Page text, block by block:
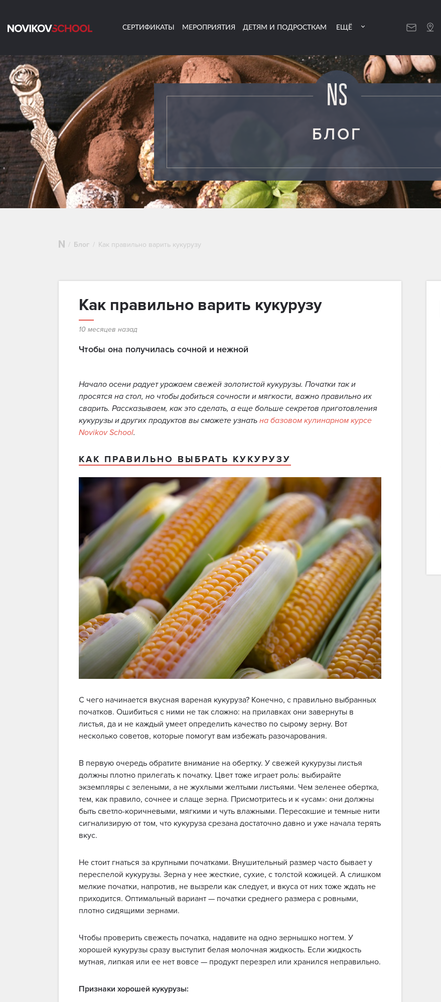
СЕРТИФИКАТЫ МЕРОПРИЯТИЯ ДЕТЯМ И ПОДРОСТКАМ ЕЩЁ
БЛОГ
Блог Как правильно варить кукурузу
Как правильно варить кукурузу
10 месяцев назад
Чтобы она получилась сочной и нежной
Начало осени радует урожаем свежей золотистой кукурузы. Початки так и
просятся на стол, но чтобы добиться сочности и мягкости, важно правильно их
сварить. Рассказываем, как это сделать, а еще больше секретов приготовления
кукурузы и других продуктов вы сможете узнать на базовом кулинарном курсе
Novikov School.
КАК ПРАВИЛЬНО ВЫБРАТЬ КУКУРУЗУ
С чего начинается вкусная вареная кукуруза? Конечно, с правильно выбранных
початков. Ошибиться с ними не так сложно: на прилавках они завернуты в
листья, да и не каждый умеет определить качество по сырому зерну. Вот
несколько советов, которые помогут вам избежать разочарования.
В первую очередь обратите внимание на обертку. У свежей кукурузы листья
должны плотно прилегать к початку. Цвет тоже играет роль: выбирайте
экземпляры с зелеными, а не жухлыми желтыми листьями. Чем зеленее обертка,
тем, как правило, сочнее и слаще зерна. Присмотритесь и к «усам»: они должны
быть светло-коричневыми, мягкими и чуть влажными. Пересохшие и темные нити
сигнализирую от том, что кукуруза срезана достаточно давно и уже начала терять
вкус.
Не стоит гнаться за крупными початками. Внушительный размер часто бывает у
переспелой кукурузы. Зерна у нее жесткие, сухие, с толстой кожицей. А слишком
мелкие початки, напротив, не вызрели как следует, и вкуса от них тоже ждать не
приходится. Оптимальный вариант — початки среднего размера с ровными,
плотно сидящими зернами.
Чтобы проверить свежесть початка, надавите на одно зернышко ногтем. У
хорошей кукурузы сразу выступит белая молочная жидкость. Если жидкость
мутная, липкая или ее нет вовсе — продукт перезрел или хранился неправильно.
Признаки хорошей кукурузы: